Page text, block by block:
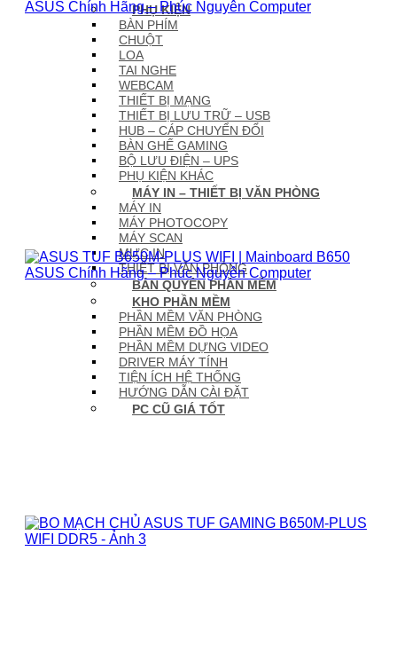
PHỤ KIỆN
BÀN PHÍM
CHUỘT
LOA
TAI NGHE
WEBCAM
THIẾT BỊ MẠNG
THIẾT BỊ LƯU TRỮ – USB
HUB – CÁP CHUYỂN ĐỔI
BÀN GHẾ GAMING
BỘ LƯU ĐIỆN – UPS
PHỤ KIỆN KHÁC
MÁY IN – THIẾT BỊ VĂN PHÒNG
MÁY IN
MÁY PHOTOCOPY
MÁY SCAN
MỰC IN
THIẾT BỊ VĂN PHÒNG
BẢN QUYỀN PHẦN MỀM
KHO PHẦN MỀM
PHẦN MỀM VĂN PHÒNG
PHẦN MỀM ĐỒ HỌA
PHẦN MỀM DỰNG VIDEO
DRIVER MÁY TÍNH
TIỆN ÍCH HỆ THỐNG
HƯỚNG DẪN CÀI ĐẶT
PC CŨ GIÁ TỐT